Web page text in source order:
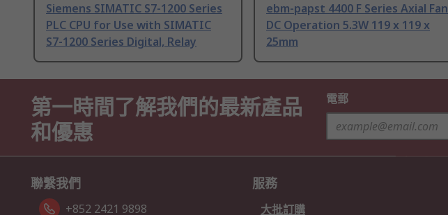
Siemens SIMATIC S7-1200 Series
PLC CPU for Use with SIMATIC
S7-1200 Series Digital, Relay
ebm-papst 4400 F Series Axial Fan
DC Operation 5.3W 119 x 119 x
25mm
第一時間了解我們的最新產品
和優惠
電郵
聯繫我們
+852 2421 9898
服務
大批訂購